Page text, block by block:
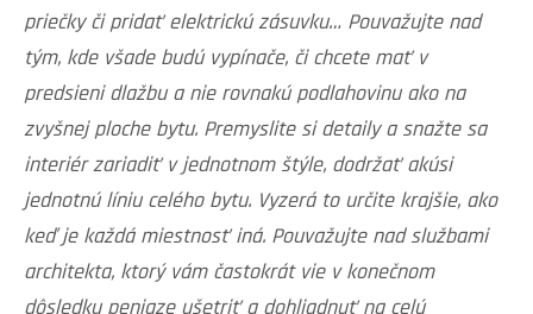
priečky či pridať elektrickú zásuvku… Pouvažujte nad
tým, kde všade budú vypínače, či chcete mať v
predsieni dlažbu a nie rovnakú podlahovinu ako na
zvyšnej ploche bytu. Premyslite si detaily a snažte sa
interiér zariadiť v jednotnom štýle, dodržať akúsi
jednotnú líniu celého bytu. Vyzerá to určite krajšie, ako
keď je každá miestnosť iná. Pouvažujte nad službami
architekta, ktorý vám častokrát vie v konečnom
dôsledku peniaze ušetriť a dohliadnuť na celú